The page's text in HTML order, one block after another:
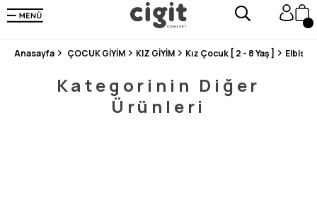
250.000'DEN FAZLA DEĞERLENDİRMEDE 5 ÜZERİNDEN 4.8 PUAN ALDI ⭐⭐⭐⭐⭐
3 MİLYONDAN FAZLA MUTLU MÜŞTERİ ❤️ 10 MİLYON ÜRÜN
Anasayfa ÇOCUK GİYİM KIZ GİYİM Kız Çocuk [ 2 - 8 Yaş ] Elbise
Kategorinin Diğer
Ürünleri